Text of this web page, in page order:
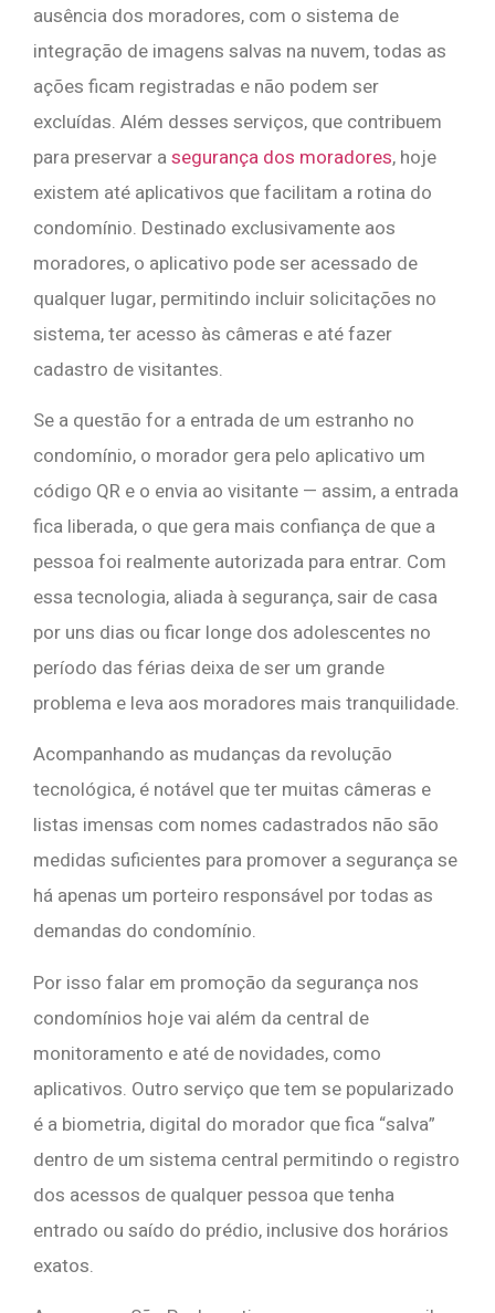
ausência dos moradores, com o sistema de
integração de imagens salvas na nuvem, todas as
ações ficam registradas e não podem ser
excluídas. Além desses serviços, que contribuem
para preservar asegurança dos moradores, hoje
existem até aplicativos que facilitam a rotina do
condomínio. Destinado exclusivamente aos
moradores, o aplicativo pode ser acessado de
qualquer lugar, permitindo incluir solicitações no
sistema, ter acesso às câmeras e até fazer
cadastro de visitantes.
Se a questão for a entrada de um estranho no
condomínio, o morador gera pelo aplicativo um
código QR e o envia ao visitante — assim, a entrada
fica liberada, o que gera mais confiança de que a
pessoa foi realmente autorizada para entrar. Com
essa tecnologia, aliada à segurança, sair de casa
por uns dias ou ficar longe dos adolescentes no
período das férias deixa de ser um grande
problema e leva aos moradores mais tranquilidade.
Acompanhando as mudanças da revolução
tecnológica, é notável que ter muitas câmeras e
listas imensas com nomes cadastrados não são
medidas suficientes para promover a segurança se
há apenas um porteiro responsável por todas as
demandas do condomínio.
Por isso falar em promoção da segurança nos
condomínios hoje vai além da central de
monitoramento e até de novidades, como
aplicativos. Outro serviço que tem se popularizado
é a biometria, digital do morador que fica “salva”
dentro de um sistema central permitindo o registro
dos acessos de qualquer pessoa que tenha
entrado ou saído do prédio, inclusive dos horários
exatos.